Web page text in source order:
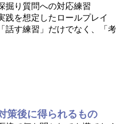
掘り質問への対応練習
践を想定したロールプレイ
「話す練習」だけでなく、「
策後に得られるもの